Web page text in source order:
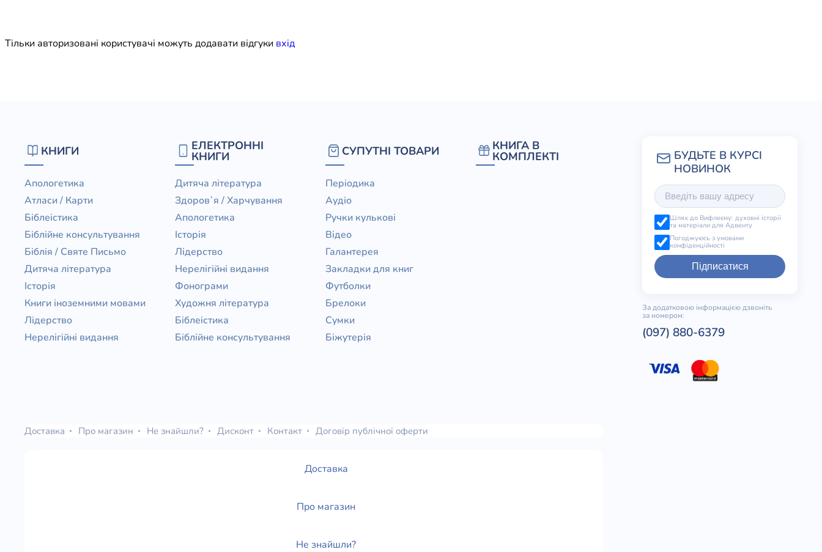
Художня література
Тільки авторизовані користувачі можуть додавати відгуки вхiд
КНИГИ
Апологетика
Атласи / Карти
Біблеістика
Біблійне консультування
Біблія / Святе Письмо
Дитяча література
Історія
Книги іноземними мовами
Лідерство
Нерелігійні видання
ЕЛЕКТРОННІ
КНИГИ
Дитяча література
Здоров`я / Харчування
Апологетика
Історія
Лідерство
Нерелігійні видання
Фонограми
Художня література
Біблеістика
Біблійне консультування
СУПУТНІ ТОВАРИ
Періодика
Аудіо
Ручки кулькові
Відео
Галантерея
Закладки для книг
Футболки
Брелоки
Сумки
Біжутерія
КНИГА В
КОМПЛЕКТІ
Шлях до Вифлеєму: духовні історії
та матеріали для Адвенту
Погоджуюсь з умовами
конфіденційності
Підписатися
За додатковою інформацією дзвоніть
за номером:
(097) 880-6379
Доставка Про магазин Не знайшли? Дисконт Контакт Договір публічної оферти
Доставка
Про магазин
Не знайшли?